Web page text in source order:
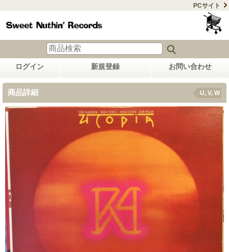
PCサイト
ログイン 新規登録 お問い合わせ
商品詳細 U, V, W